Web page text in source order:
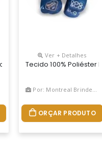
Medidas 37
Ver + Detalhes
Tecido 100%
Por: Montreal Brindes Corporativos
ORÇAR PRODUTO